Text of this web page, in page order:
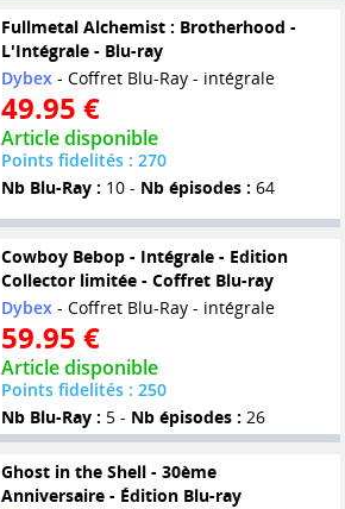
Fullmetal Alchemist : Brotherhood -
L'Intégrale - Blu-ray
Dybex- Coffret Blu-Ray - intégrale
49.95 €
Article disponible
Points fidelités : 270
Nb Blu-Ray : 10 - Nb épisodes : 64
Cowboy Bebop - Intégrale - Edition
Collector limitée - Coffret Blu-ray
Dybex- Coffret Blu-Ray - intégrale
59.95 €
Article disponible
Points fidelités : 250
Nb Blu-Ray : 5 - Nb épisodes : 26
Ghost in the Shell - 30ème
Anniversaire - Édition Blu-ray